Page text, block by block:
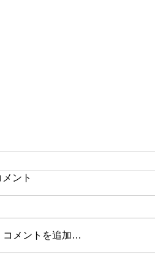
メント
コメントを追加…